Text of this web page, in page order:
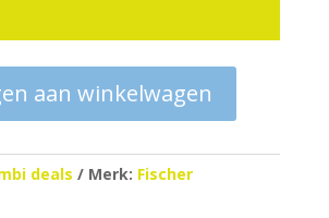
aan winkelwagen
deals Merk: Fischer